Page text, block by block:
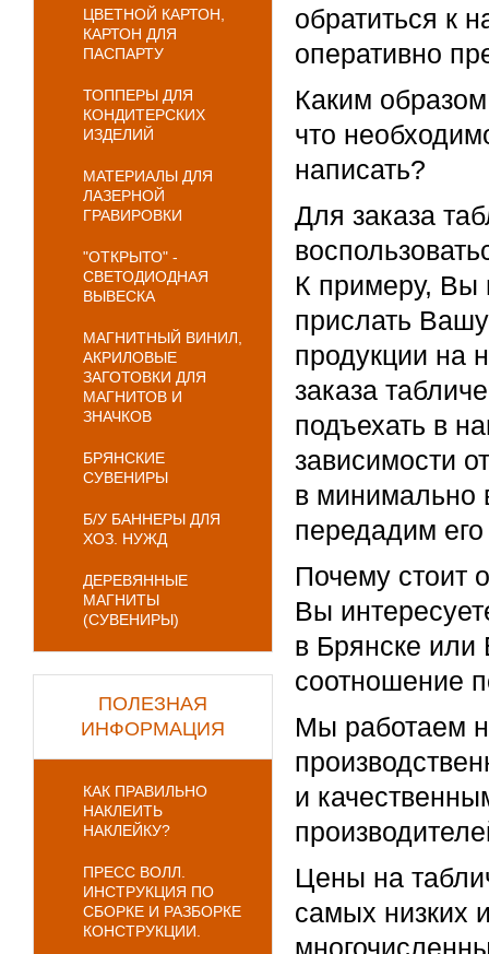
ЦВЕТНОЙ КАРТОН,
КАРТОН ДЛЯ
ПАСПАРТУ
ТОППЕРЫ ДЛЯ
КОНДИТЕРСКИХ
ИЗДЕЛИЙ
МАТЕРИАЛЫ ДЛЯ
ЛАЗЕРНОЙ
ГРАВИРОВКИ
"ОТКРЫТО" -
СВЕТОДИОДНАЯ
ВЫВЕСКА
МАГНИТНЫЙ ВИНИЛ,
АКРИЛОВЫЕ
ЗАГОТОВКИ ДЛЯ
МАГНИТОВ И
ЗНАЧКОВ
БРЯНСКИЕ
СУВЕНИРЫ
Б/У БАННЕРЫ ДЛЯ
ХОЗ. НУЖД
ДЕРЕВЯННЫЕ
МАГНИТЫ
(СУВЕНИРЫ)
ПОЛЕЗНАЯ
ИНФОРМАЦИЯ
КАК ПРАВИЛЬНО
НАКЛЕИТЬ
НАКЛЕЙКУ?
ПРЕСС ВОЛЛ.
ИНСТРУКЦИЯ ПО
СБОРКЕ И РАЗБОРКЕ
КОНСТРУКЦИИ.
обратиться к
оперативно
Каким
что
написать?
Для заказа
К примеру, Вы
прислать
продукции на
заказа
подъехать в
зависимости
в минимально
передадим
Почему стоит
Вы
в Брянске или
соотношение
Мы работаем
и
Цены на
самых низких